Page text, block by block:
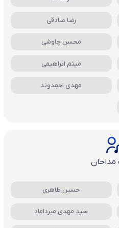
رضا صادقی
محسن چاوشی
میثم ابراهیمی
مهدی احمدوند
حسین طاهری
سید مهدی میرداماد